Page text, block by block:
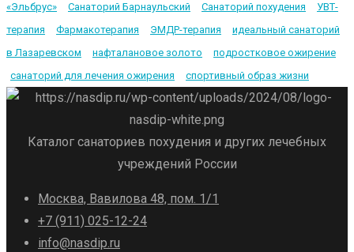
«Эльбрус»
Санаторий Барнаульский Санаторий похудения
УВТ-
терапия
Фармакотерапия ЭМДР-терапия
идеальный санаторий
в Лазаревском
нафталановое золото
подростковое ожирение
санаторий для лечения ожирения
спортивный образ жизни
Каталог санаториев похудения и других лечебных
учреждений России
Москва, Вавилова 48, пом. 1/1
+7 (911) 025-12-24
info@nasdip.ru